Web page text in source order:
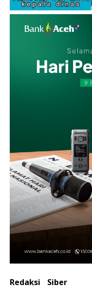
Redaksi Siber